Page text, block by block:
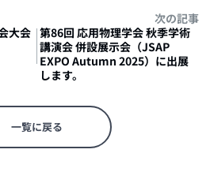
次の記事
大会 第86回 応用物理学会 秋季学術
講演会 併設展示会（JSAP
EXPO Autumn 2025）に出展
します。
一覧に戻る